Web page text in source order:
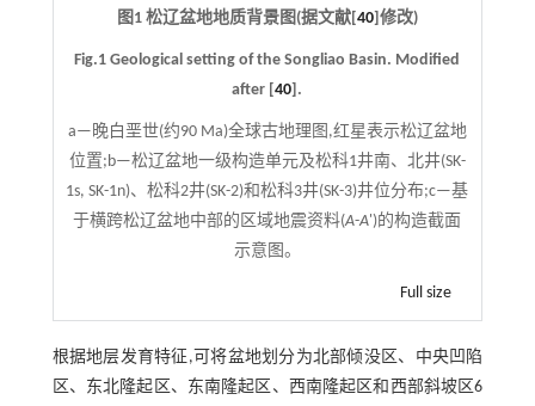
图1 松辽盆地地质背景图(据文献[ 40]修改)
Fig.1 Geological setting of the Songliao Basin. Modified
after [40].
a—晚白垩世(约90 Ma)全球古地理图,红星表示松辽盆地
位置;b—松辽盆地一级构造单元及松科1井南、北井(SK-
1s, SK-1n)、松科2井(SK-2)和松科3井(SK-3)井位分布;c—基
于横跨松辽盆地中部的区域地震资料(A-A')的构造截面
示意图。
Full size
根据地层发育特征,可将盆地划分为北部倾没区、中央凹陷
区、东北隆起区、东南隆起区、西南隆起区和西部斜坡区6